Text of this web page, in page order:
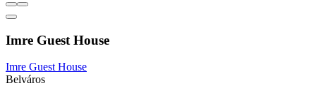
Imre Guest House
Imre Guest House
Belváros